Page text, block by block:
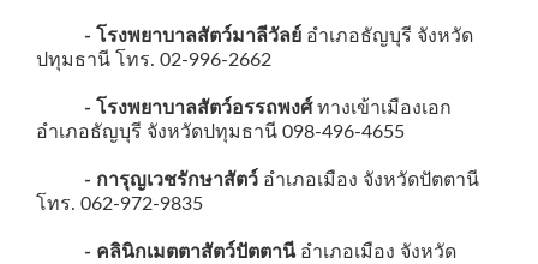
- โรงพยาบาลสัตว์มาลีวัลย์ อำเภอธัญบุรี จังหวัด
ปทุมธานี โทร. 02-996-2662
- โรงพยาบาลสัตว์อรรถพงศ์ทางเข้าเมืองเอก
อำเภอธัญบุรี จังหวัดปทุมธานี 098-496-4655
- การุญเวชรักษาสัตว์ อำเภอเมือง จังหวัดปัตตานี
โทร. 062-972-9835
- คลินิกเมตตาสัตว์ปัตตานีอำเภอเมือง จังหวัด